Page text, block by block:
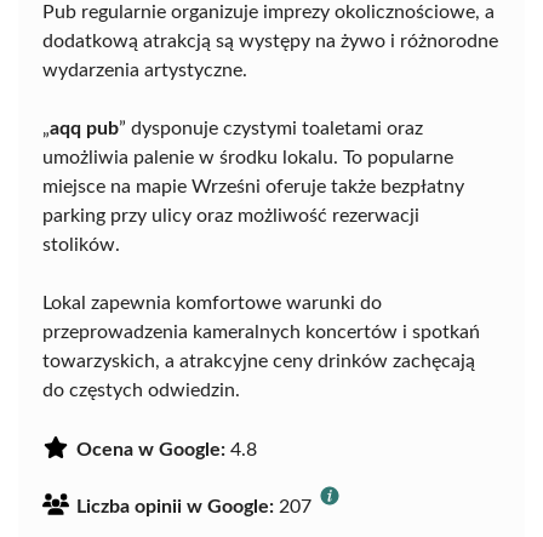
Pub regularnie organizuje imprezy okolicznościowe, a
dodatkową atrakcją są występy na żywo i różnorodne
wydarzenia artystyczne.
„aqq pub” dysponuje czystymi toaletami oraz
umożliwia palenie w środku lokalu. To popularne
miejsce na mapie Wrześni oferuje także bezpłatny
parking przy ulicy oraz możliwość rezerwacji
stolików.
Lokal zapewnia komfortowe warunki do
przeprowadzenia kameralnych koncertów i spotkań
towarzyskich, a atrakcyjne ceny drinków zachęcają
do częstych odwiedzin.
Ocena w Google: 4.8
Liczba opinii w Google: 207